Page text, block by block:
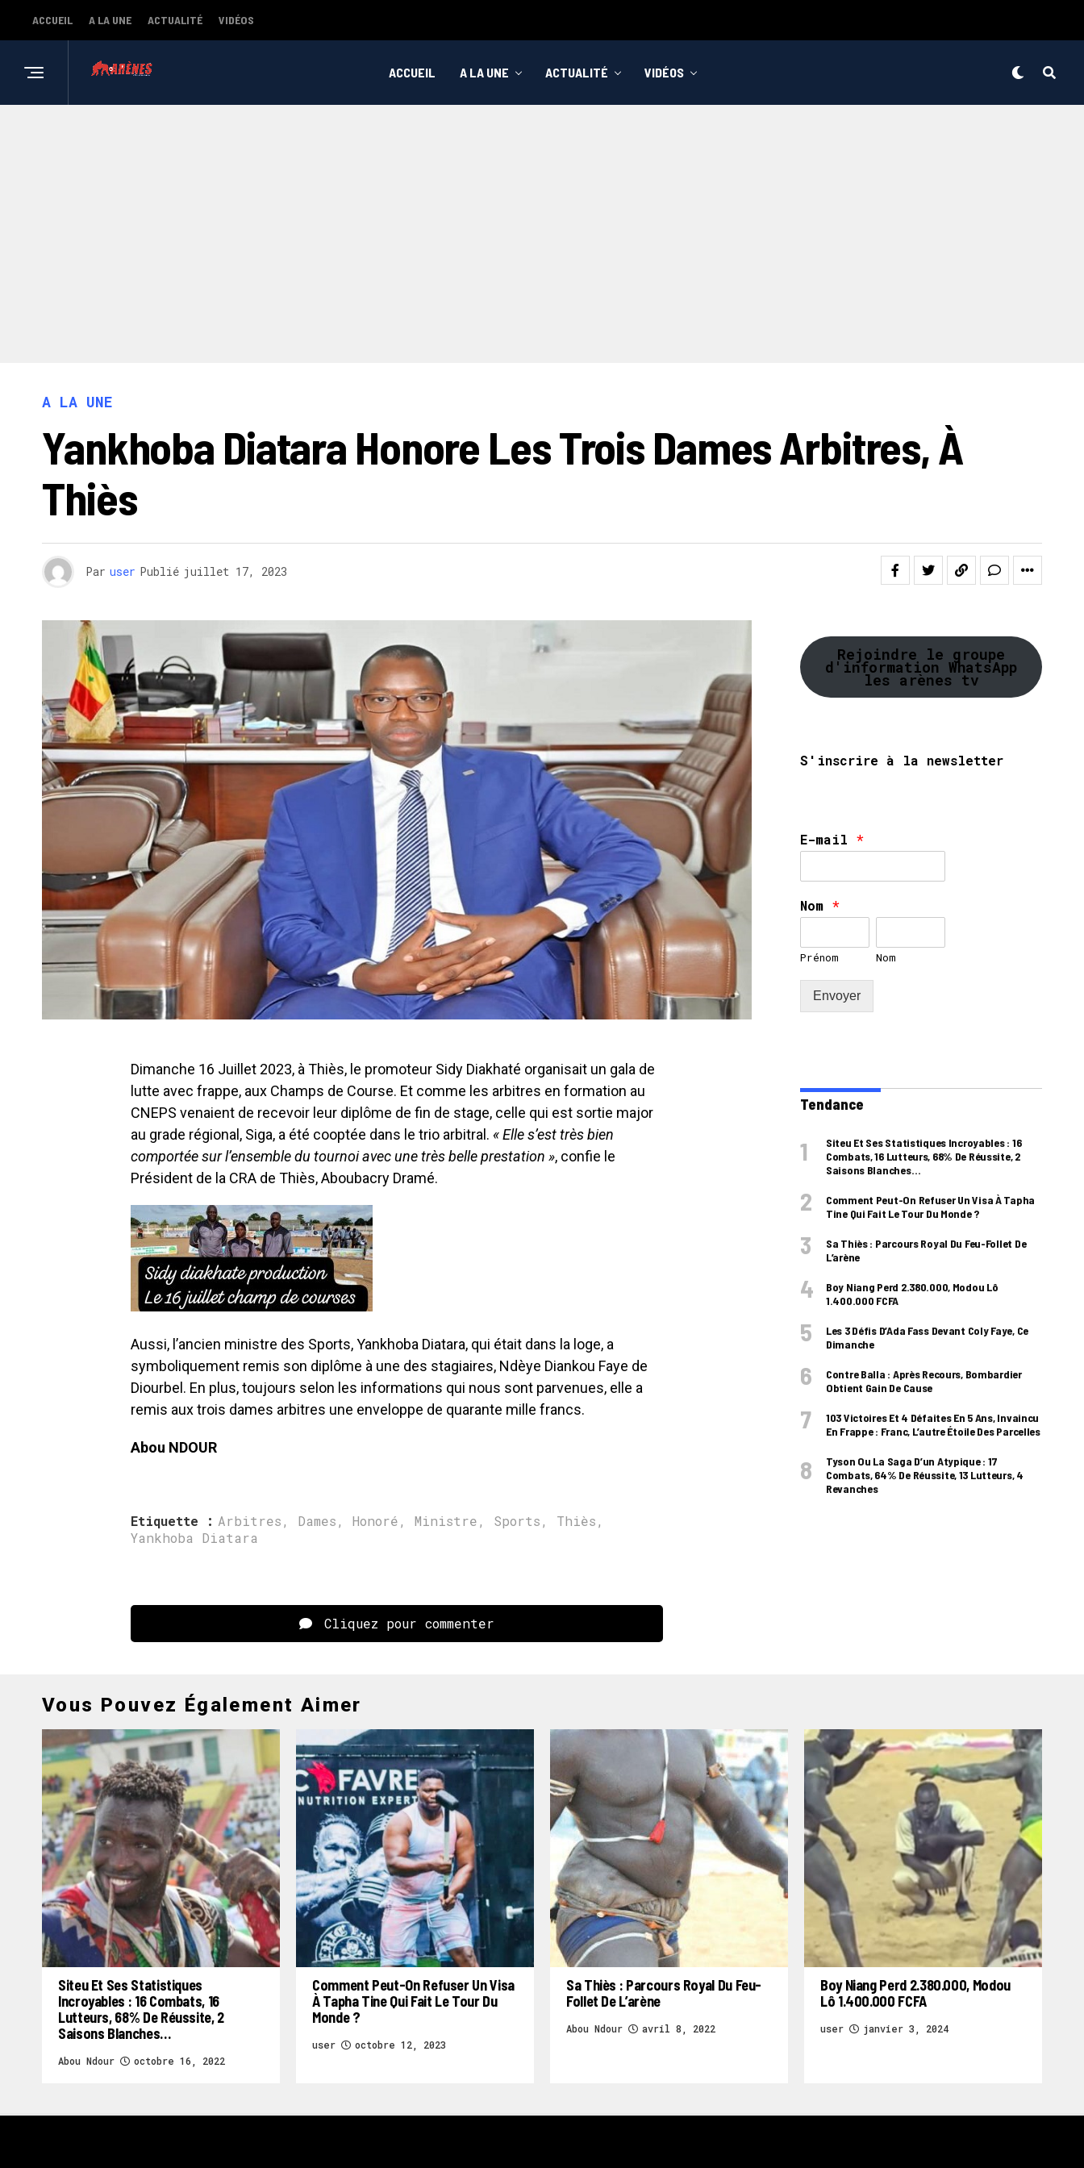
ACCUEIL A LA UNE ACTUALITÉ VIDÉOS
ACCUEIL A LA UNE ACTUALITÉ VIDÉOS
A LA UNE
Yankhoba Diatara Honore Les Trois Dames Arbitres, À
Thiès
Par user Publié juillet 17, 2023
Dimanche 16 Juillet 2023, à Thiès, le promoteur Sidy Diakhaté organisait un gala de
lutte avec frappe, aux Champs de Course. Et comme les arbitres en formation au
CNEPS venaient de recevoir leur diplôme de fin de stage, celle qui est sortie major
au grade régional, Siga, a été cooptée dans le trio arbitral. « Elle s’est très bien
comportée sur l’ensemble du tournoi avec une très belle prestation », confie le
Président de la CRA de Thiès, Aboubacry Dramé.
Aussi, l’ancien ministre des Sports, Yankhoba Diatara, qui était dans la loge, a
symboliquement remis son diplôme à une des stagiaires, Ndèye Diankou Faye de
Diourbel. En plus, toujours selon les informations qui nous sont parvenues, elle a
remis aux trois dames arbitres une enveloppe de quarante mille francs.
Abou NDOUR
Etiquette : Arbitres, Dames, Honoré, Ministre, Sports, Thiès,
Yankhoba Diatara
Cliquez pour commenter
Rejoindre le groupe
d'information WhatsApp
les arènes tv
S'inscrire à la newsletter
E-mail *
Nom *
Prénom Nom
Envoyer
Tendance
Siteu Et Ses Statistiques Incroyables : 16
Combats, 16 Lutteurs, 68% De Réussite, 2
Saisons Blanches…
Comment Peut-On Refuser Un Visa À Tapha
Tine Qui Fait Le Tour Du Monde ?
Sa Thiès : Parcours Royal Du Feu-Follet De
L’arène
Boy Niang Perd 2.380.000, Modou Lô
1.400.000 FCFA
Les 3 Défis D’Ada Fass Devant Coly Faye, Ce
Dimanche
Contre Balla : Après Recours, Bombardier
Obtient Gain De Cause
103 Victoires Et 4 Défaites En 5 Ans, Invaincu
En Frappe : Franc, L’autre Étoile Des Parcelles
Tyson Ou La Saga D’un Atypique : 17
Combats, 64% De Réussite, 13 Lutteurs, 4
Revanches
Vous Pouvez Également Aimer
Siteu Et Ses Statistiques
Incroyables : 16 Combats, 16
Lutteurs, 68% De Réussite, 2
Saisons Blanches…
Abou Ndour octobre 16, 2022
Comment Peut-On Refuser Un Visa
À Tapha Tine Qui Fait Le Tour Du
Monde ?
user octobre 12, 2023
Sa Thiès : Parcours Royal Du Feu-
Follet De L’arène
Abou Ndour avril 8, 2022
Boy Niang Perd 2.380.000, Modou
Lô 1.400.000 FCFA
user janvier 3, 2024